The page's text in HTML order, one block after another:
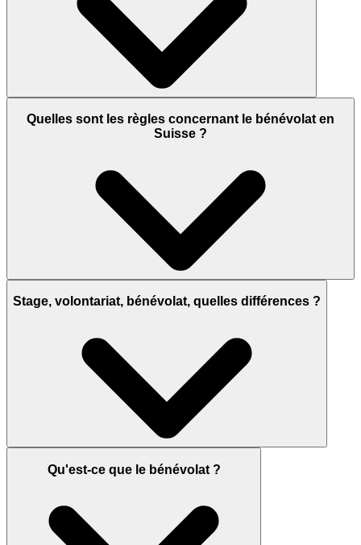
Quelles sont les règles concernant le bénévolat en
Suisse ?
Stage, volontariat, bénévolat, quelles différences ?
Qu'est-ce que le bénévolat ?